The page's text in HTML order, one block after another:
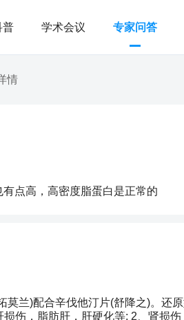
普 学术会议 专家问答
情
点高，高密度脂蛋白是正常的
莫兰)配合辛伐他汀片(舒降之)。还
伤，脂肪肝，肝硬化等; 2、肾损